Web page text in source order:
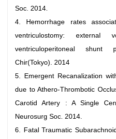
Soc. 2014.
4. Hemorrhage rates
ventriculostomy: external
ventriculoperitoneal shunt
Chir(Tokyo). 2014
5. Emergent Recanalization
due to Athero-Thrombotic
Carotid Artery : A Single
Neurosurg Soc. 2014.
6. Fatal Traumatic